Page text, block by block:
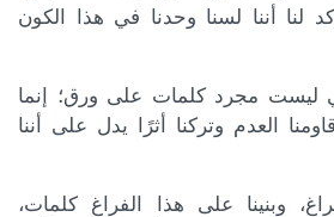
لنا أننا لسنا وحدنا في هذا الكون
مجرد كلمات على ورق؛ إنما
العدم وتركنا أثرًا يدل على أننا
وبنينا على هذا الفراغ كلمات،